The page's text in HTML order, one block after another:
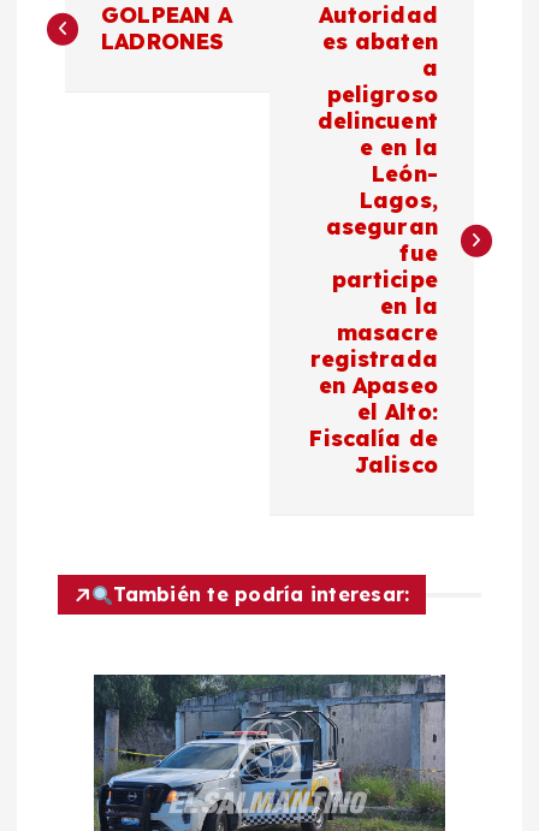
a
d
GOLPEAN A
LADRONES
Autoridad
es abaten
a
peligroso
delincuent
e en la
León-
Lagos,
aseguran
fue
participe
en la
masacre
registrada
en Apaseo
el Alto:
Fiscalía de
Jalisco
También te podría interesar: